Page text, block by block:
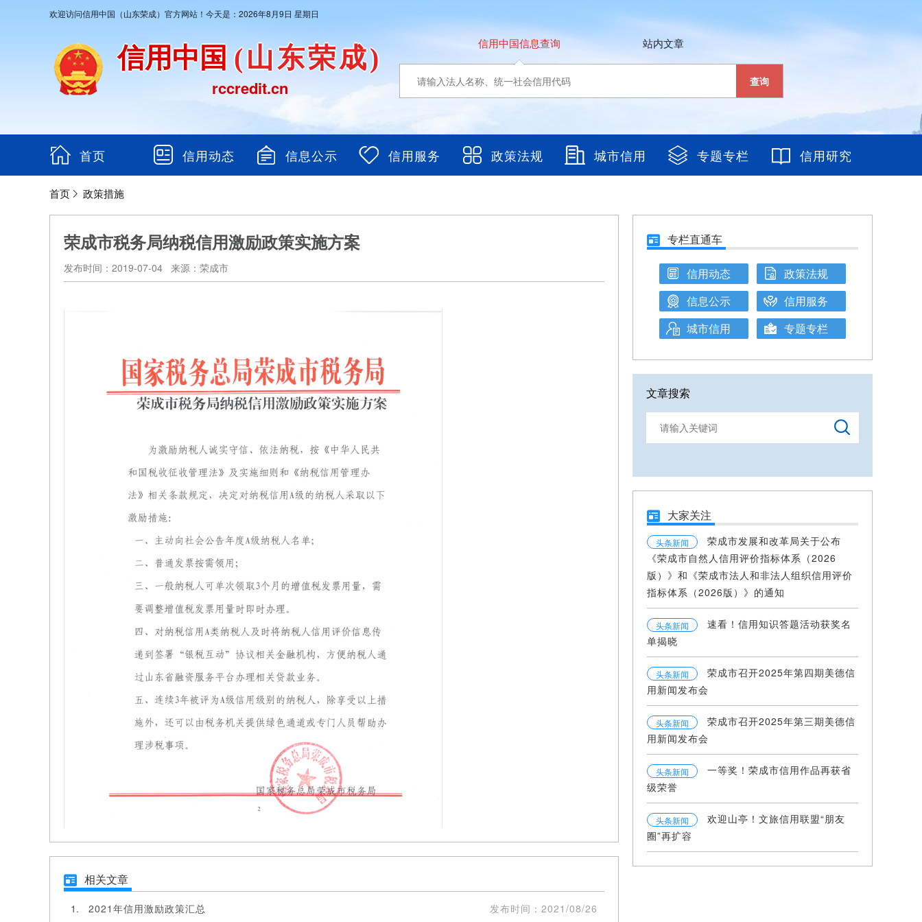
欢迎访问信用中国（山东荣成）官方网站！今天是：2026年8月9日 星期日
信用中国 (山东荣成)
rccredit.cn
信用中国信息查询 站内文章
查询
首页 信用动态 信息公示 信用服务 政策法规 城市信用 专题专栏 信用研究
首页 政策措施
荣成市税务局纳税信用激励政策实施方案
发布时间：2019-07-04 来源：荣成市
相关文章
2021年信用激励政策汇总 发布时间： 2021/08/26
专栏直通车
信用动态
政策法规
信息公示
信用服务
城市信用
专题专栏
文章搜索
大家关注
头条新闻
荣成市发展和改革局关于公布
《荣成市自然人信用评价指标体系（2026
版）》和《荣成市法人和非法人组织信用评价
指标体系（2026版）》的通知
头条新闻
速看！信用知识答题活动获奖名
单揭晓
头条新闻
荣成市召开2025年第四期美德信
用新闻发布会
头条新闻
荣成市召开2025年第三期美德信
用新闻发布会
头条新闻
一等奖！荣成市信用作品再获省
级荣誉
头条新闻
欢迎山亭！文旅信用联盟“朋友
圈”再扩容